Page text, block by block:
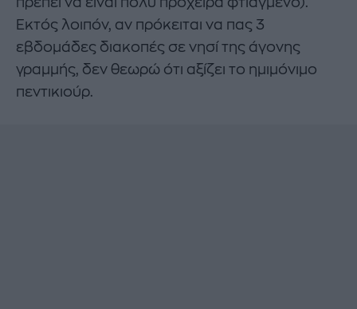
Εκτός λοιπόν, αν πρόκειται να πας 3
εβδομάδες διακοπές σε νησί της άγονης
γραμμής, δεν θεωρώ ότι αξίζει το ημιμόνιμο
πεντικιούρ.